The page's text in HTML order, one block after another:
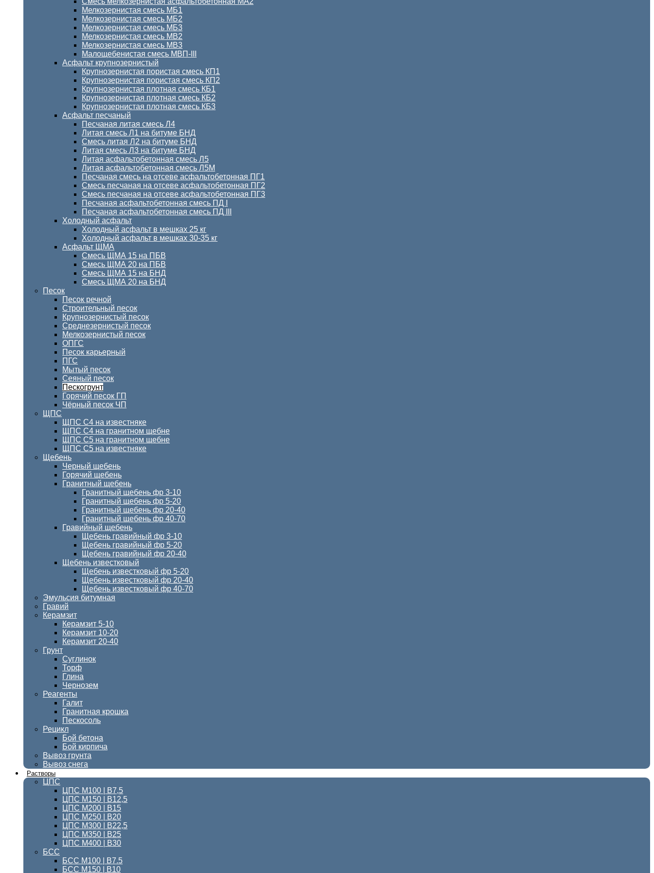
Мелкозернистая смесь МБ1
Мелкозернистая смесь МБ2
Мелкозернистая смесь МБ3
Мелкозернистая смесь МВ2
Мелкозернистая смесь МВ3
Малощебенистая смесь МВП-III
Асфальт крупнозернистый
Крупнозернистая пористая смесь КП1
Крупнозернистая пористая смесь КП2
Крупнозернистая плотная смесь КБ1
Крупнозернистая плотная смесь КБ2
Крупнозернистая плотная смесь КБ3
Асфальт песчаный
Песчаная литая смесь Л4
Литая смесь Л1 на битуме БНД
Смесь литая Л2 на битуме БНД
Литая смесь Л3 на битуме БНД
Литая асфальтобетонная смесь Л5
Литая асфальтобетонная смесь Л5М
Песчаная смесь на отсеве асфальтобетонная ПГ1
Смесь песчаная на отсеве асфальтобетонная ПГ2
Смесь песчаная на отсеве асфальтобетонная ПГ3
Песчаная асфальтобетонная смесь ПД I
Песчаная асфальтобетонная смесь ПД III
Холодный асфальт
Холодный асфальт в мешках 25 кг
Холодный асфальт в мешках 30-35 кг
Асфальт ЩМА
Смесь ЩМА 15 на ПБВ
Смесь ЩМА 20 на ПБВ
Смесь ЩМА 15 на БНД
Смесь ЩМА 20 на БНД
Песок
Песок речной
Строительный песок
Крупнозернистый песок
Среднезернистый песок
Мелкозернистый песок
ОПГС
Песок карьерный
ПГС
Мытый песок
Сеяный песок
Пескогрунт
Горячий песок ГП
Чёрный песок ЧП
ЩПС
ЩПС С4 на известняке
ЩПС С4 на гранитном щебне
ЩПС С5 на гранитном щебне
ЩПС С5 на известняке
Щебень
Черный щебень
Горячий щебень
Гранитный щебень
Гранитный щебень фр 3-10
Гранитный щебень фр 5-20
Гранитный щебень фр 20-40
Гранитный щебень фр 40-70
Гравийный щебень
Щебень гравийный фр 3-10
Щебень гравийный фр 5-20
Щебень гравийный фр 20-40
Щебень известковый
Щебень известковый фр 5-20
Щебень известковый фр 20-40
Щебень известковый фр 40-70
Эмульсия битумная
Гравий
Керамзит
Керамзит 5-10
Керамзит 10-20
Керамзит 20-40
Грунт
Суглинок
Торф
Глина
Чернозем
Реагенты
Галит
Гранитная крошка
Пескосоль
Рецикл
Бой бетона
Бой кирпича
Вывоз грунта
Вывоз снега
Растворы
ЦПС
ЦПС М100 | B7,5
ЦПС М150 | В12,5
ЦПС М200 | В15
ЦПС М250 | В20
ЦПС М300 | B22,5
ЦПС М350 | В25
ЦПС M400 | B30
БСС
БСС М100 | B7.5
БСС М150 | В10